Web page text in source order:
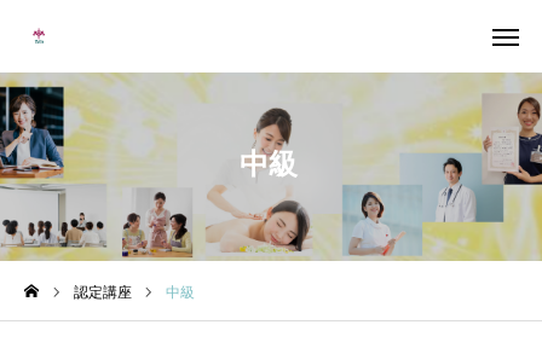
Warning
japan.info/public_html/wp-content/themes/serum_tcd096/single-
中級
認定講座 中級
メルマガ
Instagram Facebook